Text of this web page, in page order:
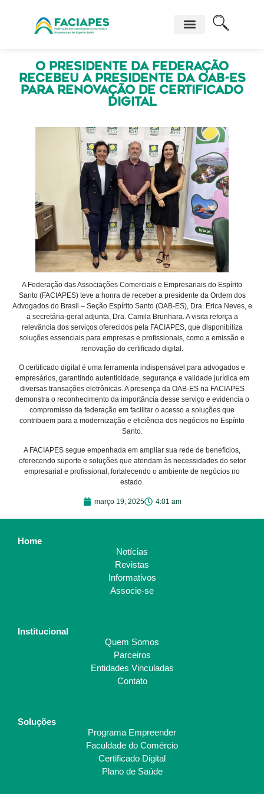
O presidente da Federação
recebeu a presidente da OAB-ES
para renovação de certificado
digital
A Federação das Associações Comerciais e Empresariais do Espírito
Santo (FACIAPES) teve a honra de receber a presidente da Ordem dos
Advogados do Brasil – Seção Espírito Santo (OAB-ES), Dra. Erica Neves, e
a secretária-geral adjunta, Dra. Camila Brunhara. A visita reforça a
relevância dos serviços oferecidos pela FACIAPES, que disponibiliza
soluções essenciais para empresas e profissionais, como a emissão e
renovação do certificado digital.
O certificado digital é uma ferramenta indispensável para advogados e
empresários, garantindo autenticidade, segurança e validade jurídica em
diversas transações eletrônicas. A presença da OAB-ES na FACIAPES
demonstra o reconhecimento da importância desse serviço e evidencia o
compromisso da federação em facilitar o acesso a soluções que
contribuem para a modernização e eficiência dos negócios no Espírito
Santo.
A FACIAPES segue empenhada em ampliar sua rede de benefícios,
oferecendo suporte e soluções que atendam às necessidades do setor
empresarial e profissional, fortalecendo o ambiente de negócios no
estado.
março 19, 2025 4:01 am
Home
Notícias
Revistas
Informativos
Associe-se
Institucional
Quem Somos
Parceiros
Entidades Vinculadas
Contato
Soluções
Programa Empreender
Faculdade do Comércio
Certificado Digital
Plano de Saúde